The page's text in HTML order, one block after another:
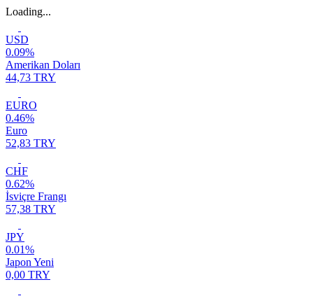
Loading...
USD
0.09%
Amerikan Doları
44,73 TRY
EURO
0.46%
Euro
52,83 TRY
CHF
0.62%
İsviçre Frangı
57,38 TRY
JPY
0.01%
Japon Yeni
0,00 TRY